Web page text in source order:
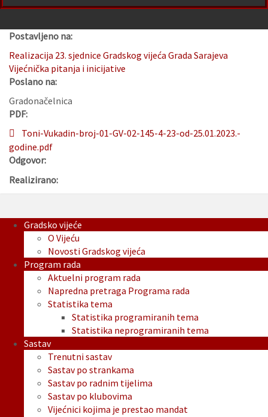
Postavljeno na:
Realizacija 23. sjednice Gradskog vijeća Grada Sarajeva
Vijećnička pitanja i inicijative
Poslano na:
Gradonačelnica
PDF:
Toni-Vukadin-broj-01-GV-02-145-4-23-od-25.01.2023.-
godine.pdf
Odgovor:
Realizirano:
Gradsko vijeće
O Vijeću
Novosti Gradskog vijeća
Program rada
Aktuelni program rada
Napredna pretraga Programa rada
Statistika tema
Statistika programiranih tema
Statistika neprogramiranih tema
Sastav
Trenutni sastav
Sastav po strankama
Sastav po radnim tijelima
Sastav po klubovima
Vijećnici kojima je prestao mandat